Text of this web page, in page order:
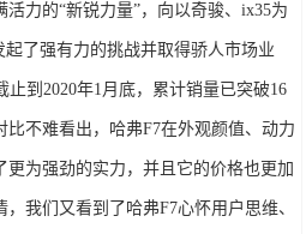
力的“新锐力量”，向以奇骏、ix35为
起了强有力的挑战并取得骄人市场业
到2020年1月底，累计销量已突破16
比不难看出，哈弗F7在外观颜值、动力
为强劲的实力，并且它的价格也更加
我们又看到了哈弗F7心怀用户思维、